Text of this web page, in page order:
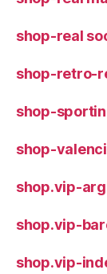
shop-real
shop-retro-
shop-
shop-
shop.vip-
shop.vip-
shop.vip-